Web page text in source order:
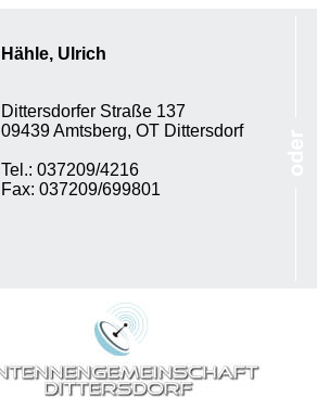
Hähle, Ulrich
Dittersdorfer Straße 137
09439 Amtsberg, OT Dittersdorf
Tel.: 037209/4216
Fax: 037209/699801